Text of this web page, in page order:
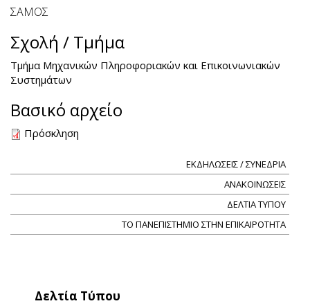
ΣΑΜΟΣ
Σχολή / Τμήμα
Τμήμα Μηχανικών Πληροφοριακών και Επικοινωνιακών
Συστημάτων
Βασικό αρχείο
Πρόσκληση
ΕΚΔΗΛΩΣΕΙΣ / ΣΥΝΕΔΡΙΑ
ΑΝΑΚΟΙΝΩΣΕΙΣ
ΔΕΛΤΙΑ ΤΥΠΟΥ
ΤΟ ΠΑΝΕΠΙΣΤΗΜΙΟ ΣΤΗΝ ΕΠΙΚΑΙΡΟΤΗΤΑ
Δελτία Τύπου